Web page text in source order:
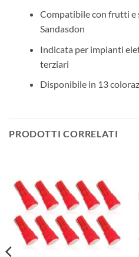
Compatibile con frutti e
Sandasdon
Indicata per impianti
terziari
Disponibile in 13
PRODOTTI CORRELATI